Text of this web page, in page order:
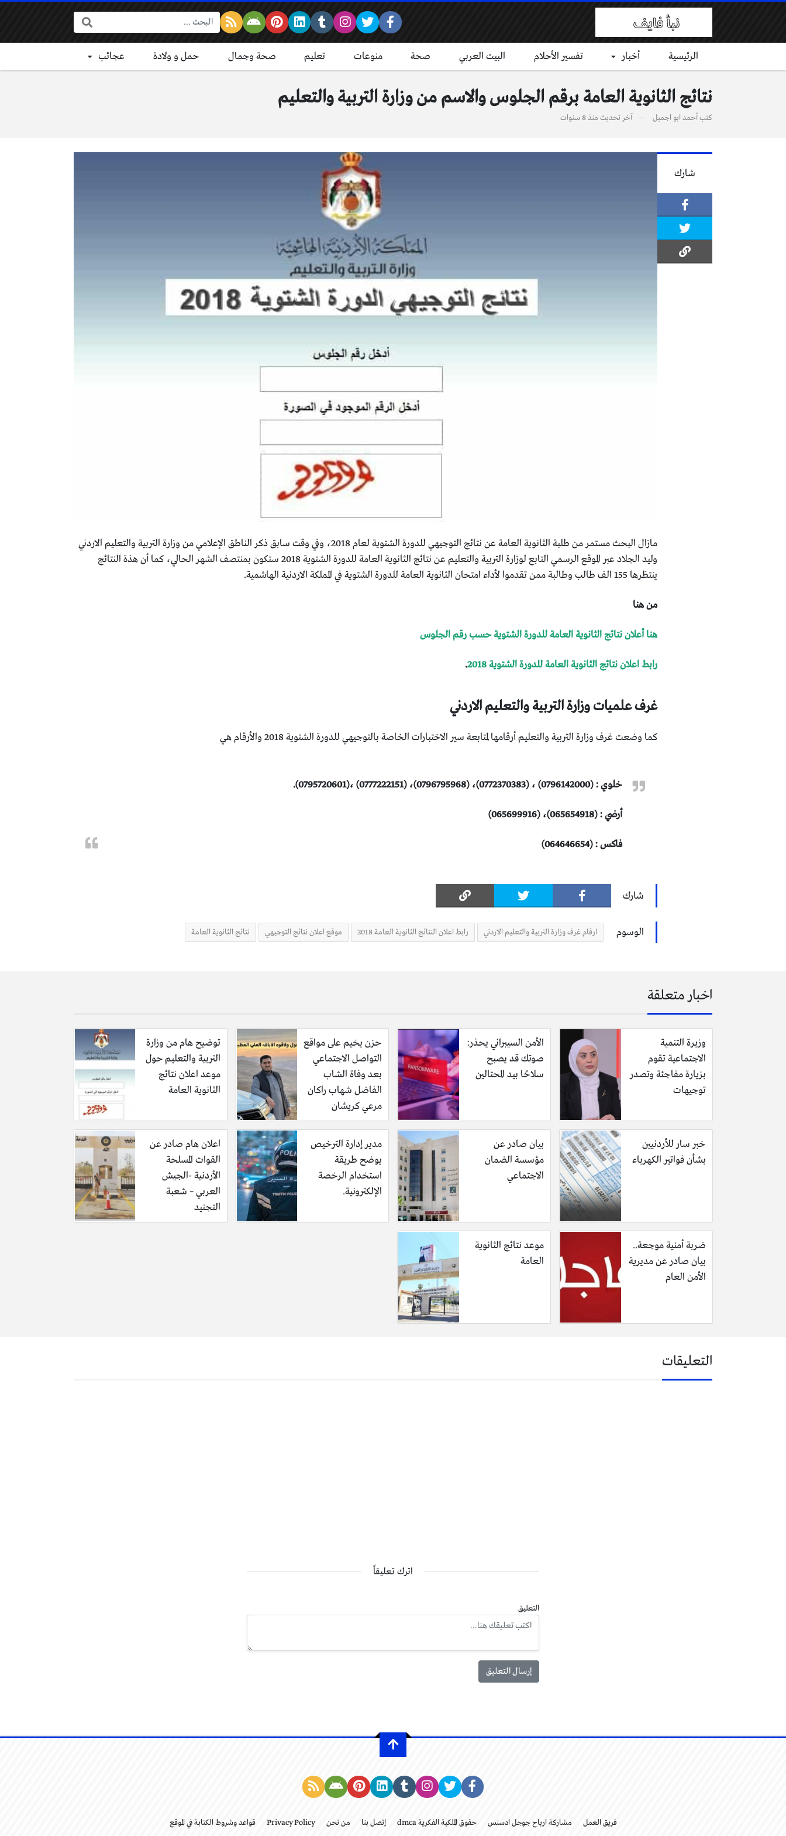
البحث:
الرئيسية أخبار تفسير الأحلام البيت العربي صحة منوعات تعليم صحة وجمال حمل و ولادة عجائب
نتائج الثانوية العامة برقم الجلوس والاسم من وزارة التربية والتعليم
كتبأحمد ابو اجميل آخر تحديث منذ 8 سنوات
شارك
مازال البحث مستمر من طلبة الثانوية العامة عن نتائج التوجيهي للدورة الشتوية لعام 2018، وفي وقت سابق ذكر الناطق الإعلامي من وزارة التربية والتعليم الاردني
وليد الجلاد عبر الموقع الرسمي التابع لوزارة التربية والتعليم عن نتائج الثانوية العامة للدورة الشتوية 2018 ستكون بمنتصف الشهر الحالي، كما أن هذة النتائج
ينتظرها 155 الف طالب وطالبة ممن تقدموا لأداء امتحان الثانوية العامة للدورة الشتوية في المملكة الاردنية الهاشمية.
من هنا
هنا أعلان نتائج الثانوية العامة للدورة الشتوية حسب رقم الجلوس
رابط اعلان نتائج الثانوية العامة للدورة الشتوية 2018 .
غرف علميات وزارة التربية والتعليم الاردني
كما وضعت غرف وزارة التربية والتعليم أرقامها لمتابعة سير الاختبارات الخاصة بالتوجيهي للدورة الشتوية 2018 والأرقام هي
خلوي : (0796142000) ، (0772370383)، (0796795968)، (0777222151) ،(0795720601).
أرضي : (065654918)، (065699916)
فاكـــــــس : (064646654)
شارك
الوسوم ارقام غرف وزارة التربية والتعليم الاردني رابط اعلان النتائج الثانوية العامة 2018 موقع اعلان نتائج التوجيهي نتائج الثانوية العامة
اخبار متعلقة
وزيرة التنمية
الاجتماعية تقوم
بزيارة مفاجئة وتصدر
توجيهات
الأمن السيبراني يحذر:
صوتك قد يصبح
سلاحًا بيد المحتالين
حزن يخيم على مواقع
التواصل الاجتماعي
بعد وفاة الشاب
الفاضل شهاب راكان
مرعي كريشان
توضيح هام من وزارة
التربية والتعليم حول
موعد اعلان نتائج
الثانوية العامة
خبر سار للأردنيين
بشأن فواتير الكهرباء
بيان صادر عن
مؤسسة الضمان
الاجتماعي
مدير إدارة الترخيص
يوضح طريقة
استخدام الرخصة
الإلكترونية.
اعلان هام صادر عن
القوات المسلحة
الأردنية -الجيش
العربي – شعبة
التجنيد
ضربة أمنية موجعة..
بيان صادر عن مديرية
الأمن العام
موعد نتائج الثانوية
العامة
التعليقات
اترك تعليقاً
التعليق
فريق العمل مشاركة ارباح جوجل ادسنس حقوق الملكية الفكرية dmca إتصل بنا من نحن Privacy Policy قواعد وشروط الكتابة في الموقع